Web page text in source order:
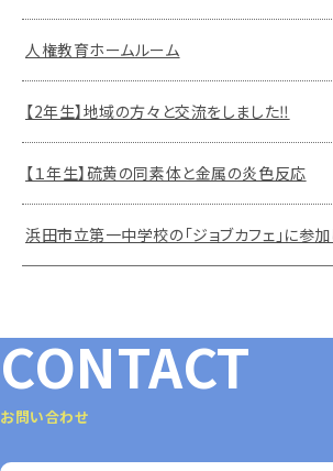
人権教育ホームルーム
【2年生】地域の方々と交流をしました‼
【１年生】硫黄の同素体と金属の炎色反応
浜田市立第一中学校の「ジョブカフェ」に参加
CONTACT
お問い合わせ